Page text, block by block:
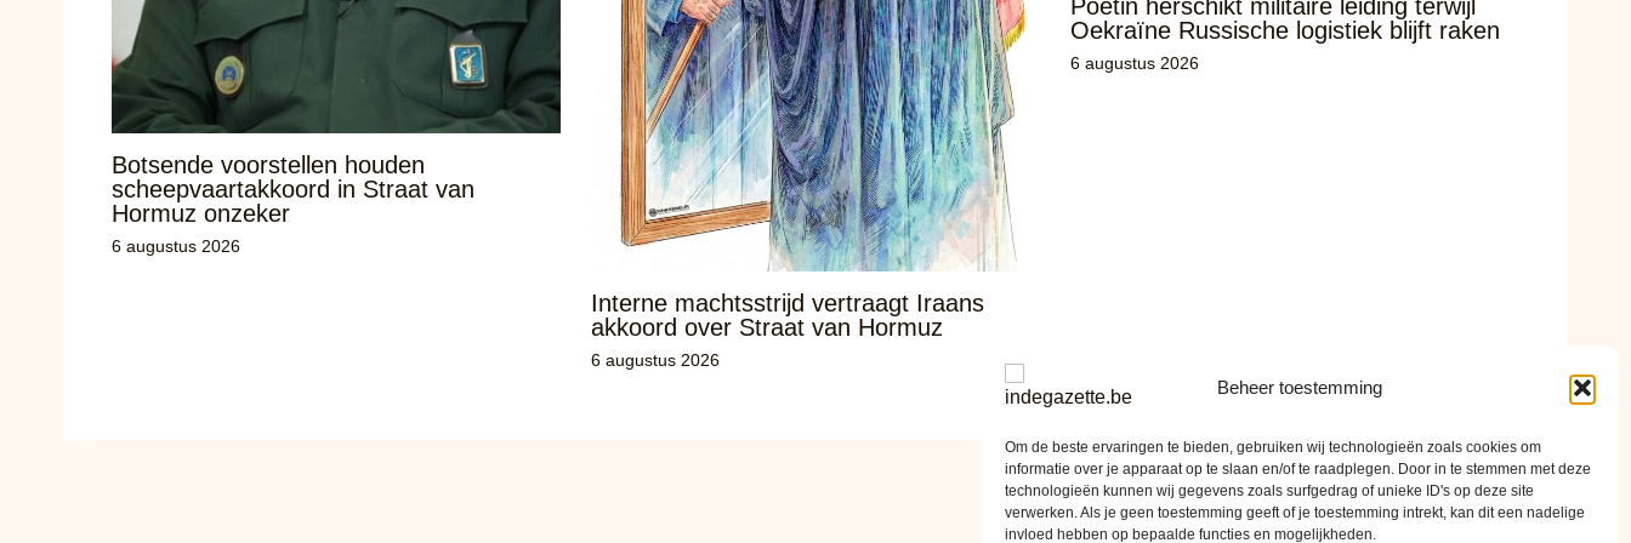
Beheer toestemming
Om de beste ervaringen te bieden, gebruiken wij technologieën zoals cookies om
informatie over je apparaat op te slaan en/of te raadplegen. Door in te stemmen met deze
technologieën kunnen wij gegevens zoals surfgedrag of unieke ID's op deze site
verwerken. Als je geen toestemming geeft of je toestemming intrekt, kan dit een nadelige
invloed hebben op bepaalde functies en mogelijkheden.
Botsende voorstellen houden
scheepvaartakkoord in Straat van
Hormuz onzeker
6 augustus 2026
Interne machtsstrijd vertraagt Iraans
akkoord over Straat van Hormuz
6 augustus 2026
Poetin herschikt militaire leiding terwijl
Oekraïne Russische logistiek blijft raken
6 augustus 2026